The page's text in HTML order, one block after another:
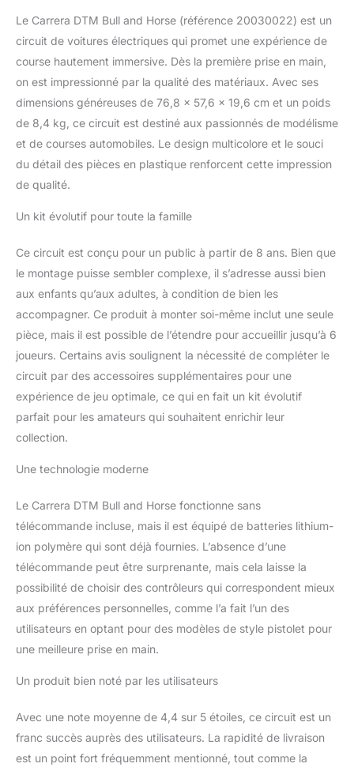
Le Carrera DTM Bull and Horse (référence 20030022) est un
circuit de voitures électriques qui promet une expérience de
course hautement immersive. Dès la première prise en main,
on est impressionné par la qualité des matériaux. Avec ses
dimensions généreuses de 76,8 x 57,6 x 19,6 cm et un poids
de 8,4 kg, ce circuit est destiné aux passionnés de modélisme
et de courses automobiles. Le design multicolore et le souci
du détail des pièces en plastique renforcent cette impression
de qualité.
Un kit évolutif pour toute la famille
Ce circuit est conçu pour un public à partir de 8 ans. Bien que
le montage puisse sembler complexe, il s’adresse aussi bien
aux enfants qu’aux adultes, à condition de bien les
accompagner. Ce produit à monter soi-même inclut une seule
pièce, mais il est possible de l’étendre pour accueillir jusqu’à 6
joueurs. Certains avis soulignent la nécessité de compléter le
circuit par des accessoires supplémentaires pour une
expérience de jeu optimale, ce qui en fait un kit évolutif
parfait pour les amateurs qui souhaitent enrichir leur
collection.
Une technologie moderne
Le Carrera DTM Bull and Horse fonctionne sans
télécommande incluse, mais il est équipé de batteries lithium-
ion polymère qui sont déjà fournies. L’absence d’une
télécommande peut être surprenante, mais cela laisse la
possibilité de choisir des contrôleurs qui correspondent mieux
aux préférences personnelles, comme l’a fait l’un des
utilisateurs en optant pour des modèles de style pistolet pour
une meilleure prise en main.
Un produit bien noté par les utilisateurs
Avec une note moyenne de 4,4 sur 5 étoiles, ce circuit est un
franc succès auprès des utilisateurs. La rapidité de livraison
est un point fort fréquemment mentionné, tout comme la